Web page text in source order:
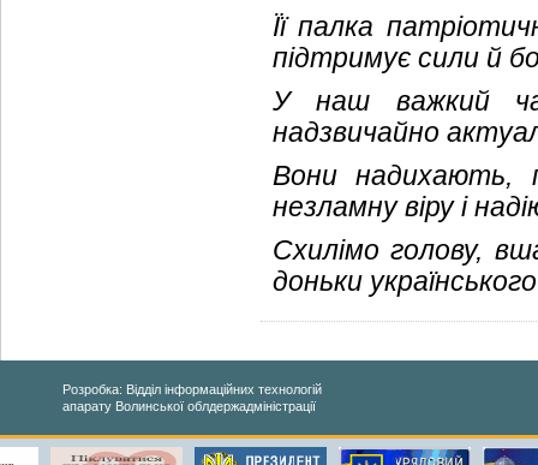
Її палка
підтримує сили й
У наш важкий
надзвичайно
Вони надихають,
незламну віру і
Схилімо голову,
доньки
Розробка: Відділ інформаційних технологій
апарату Волинської облдержадміністрації